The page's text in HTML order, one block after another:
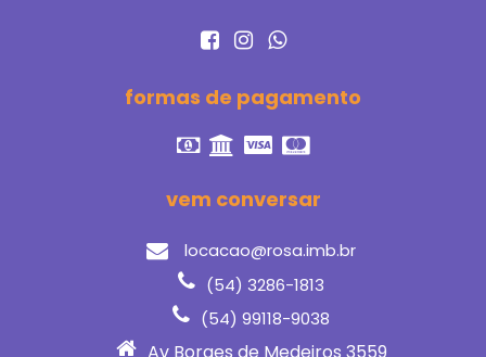
formas de pagamento
vem conversar
locacao@rosa.imb.br
(54) 3286-1813
(54) 99118-9038
Av Borges de Medeiros 3559